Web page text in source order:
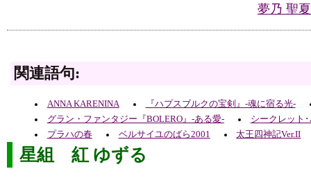
夢乃 聖
関連語句:
ANNA KARENINA
『ハプスブルクの宝剣』-魂に宿る光-
グラン・ファンタジー『BOLERO』-ある愛-
シークレット
プラハの春
ベルサイユのばら2001 太王四神記Ver.II
星組 紅 ゆずる